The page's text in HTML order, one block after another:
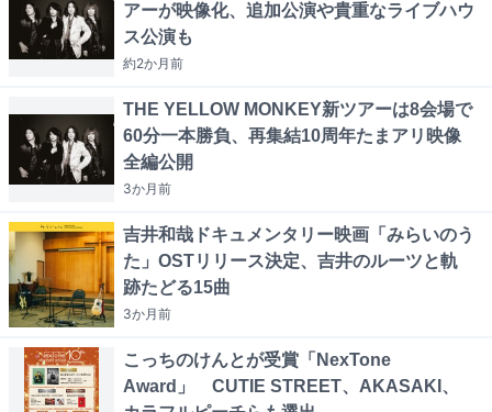
アーが映像化、追加公演や貴重なライブハウ
ス公演も
約2か月前
THE YELLOW MONKEY新ツアーは8会場で
60分一本勝負、再集結10周年たまアリ映像
全編公開
3か月前
吉井和哉ドキュメンタリー映画「みらいのう
た」OSTリリース決定、吉井のルーツと軌
跡たどる15曲
3か月前
こっちのけんとが受賞「NexTone
Award」 CUTIE STREET、AKASAKI、